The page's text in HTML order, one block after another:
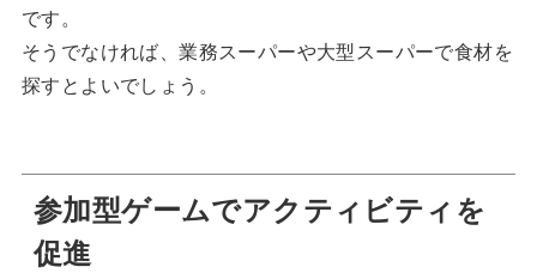
です。
そうでなければ、業務スーパーや大型スーパーで食材を
探すとよいでしょう。
参加型ゲームでアクティビティを
促進